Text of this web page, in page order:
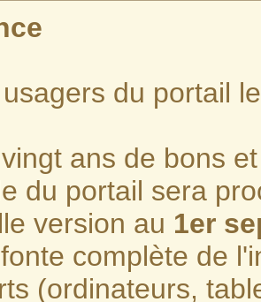
du portail
ans de bons
du portail sera
version au 1er
complète de
(ordinateurs,